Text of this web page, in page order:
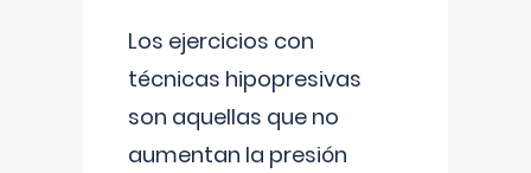
Los ejercicios con
técnicas hipopresivas
son aquellas que no
aumentan la presión